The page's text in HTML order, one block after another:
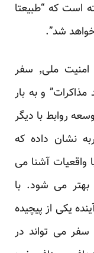
است که “طبیعتا
شد”.
عباس‌علی منصوری٬ عضو کمیسیون امنیت ملی٬ سفر
و به بار
روابط با دیگر
نشان داده که
واقعیات آشنا می
می شود. با
یکی از پیچیده
می تواند در